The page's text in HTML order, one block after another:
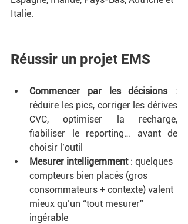
Italie.
Réussir un projet EMS
Commencer par les décisions :
réduire les pics, corriger les dérives
CVC, optimiser la recharge,
fiabiliser le reporting… avant de
choisir l’outil
Mesurer intelligemment : quelques
compteurs bien placés (gros
consommateurs + contexte) valent
mieux qu’un “tout mesurer”
ingérable